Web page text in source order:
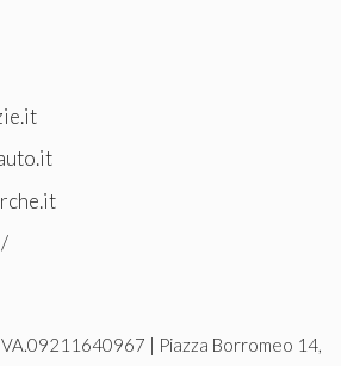
| Piazza Borromeo 14,